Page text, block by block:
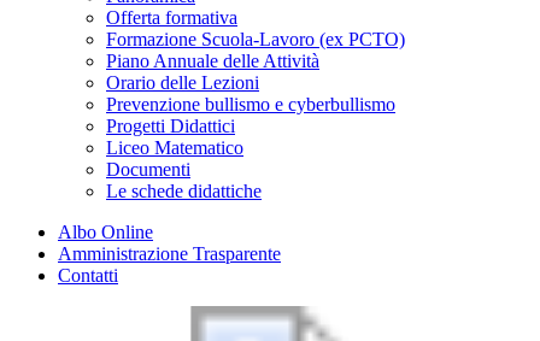
Offerta formativa
Formazione Scuola-Lavoro (ex PCTO)
Piano Annuale delle Attività
Orario delle Lezioni
Prevenzione bullismo e cyberbullismo
Progetti Didattici
Liceo Matematico
Documenti
Le schede didattiche
Albo Online
Amministrazione Trasparente
Contatti